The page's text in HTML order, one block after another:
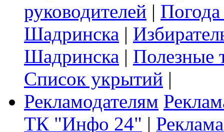
руководителей |
Шадринска |
Шадринска | Полезные
Список укрытий |
Рекламодателям
ТК "Инфо 24" |